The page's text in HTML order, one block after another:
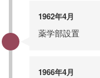
1962年4月
薬学部設置
1966年4月